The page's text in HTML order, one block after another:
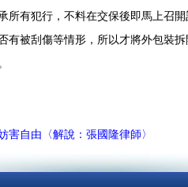
所有犯行，不料在交保後即馬上召
有被刮傷等情形，所以才將外包裝
害自由〈解說：張國隆律師〉